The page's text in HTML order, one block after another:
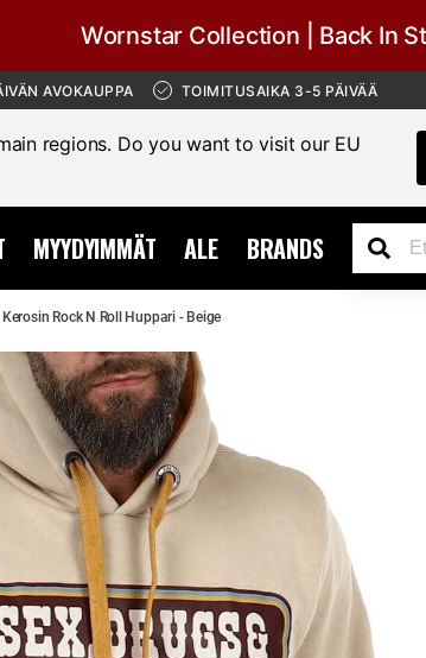
Wornstar Collection | Back In
AVOKAUPPA TOIMITUSAIKA 3-5 PÄIVÄÄ
regions. Do you want to visit our EU
MYYDYIMMÄT ALE BRANDS
Kerosin Rock N Roll Huppari - Beige